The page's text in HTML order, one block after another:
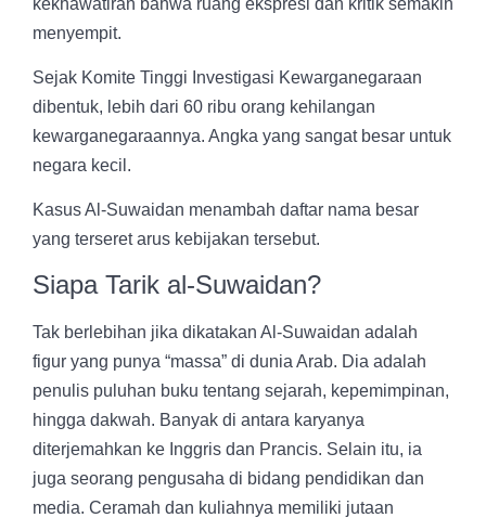
menyempit.
Sejak Komite Tinggi Investigasi Kewarganegaraan
dibentuk, lebih dari 60 ribu orang kehilangan
kewarganegaraannya. Angka yang sangat besar untuk
negara kecil.
Kasus Al-Suwaidan menambah daftar nama besar
yang terseret arus kebijakan tersebut.
Siapa Tarik al-Suwaidan?
Tak berlebihan jika dikatakan Al-Suwaidan adalah
figur yang punya “massa” di dunia Arab. Dia adalah
penulis puluhan buku tentang sejarah, kepemimpinan,
hingga dakwah. Banyak di antara karyanya
diterjemahkan ke Inggris dan Prancis. Selain itu, ia
juga seorang pengusaha di bidang pendidikan dan
media. Ceramah dan kuliahnya memiliki jutaan